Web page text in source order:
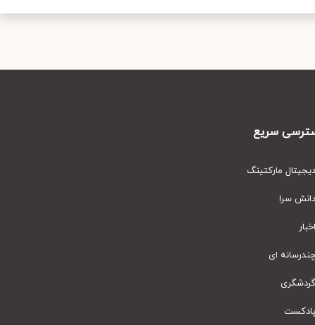
سریع
مارکتینگ
سرا
ای